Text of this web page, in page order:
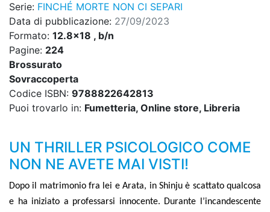
Serie: FINCHÉ MORTE NON CI SEPARI
Data di pubblicazione: 27/09/2023
Formato: 12.8x18 , b/n
Pagine: 224
Brossurato
Sovraccoperta
Codice ISBN: 9788822642813
Puoi trovarlo in: Fumetteria, Online store, Libreria
UN THRILLER PSICOLOGICO COME
NON NE AVETE MAI VISTI!
Dopo il matrimonio fra lei e Arata, in Shinju è scattato qualcosa
e ha iniziato a professarsi innocente. Durante l’incandescente